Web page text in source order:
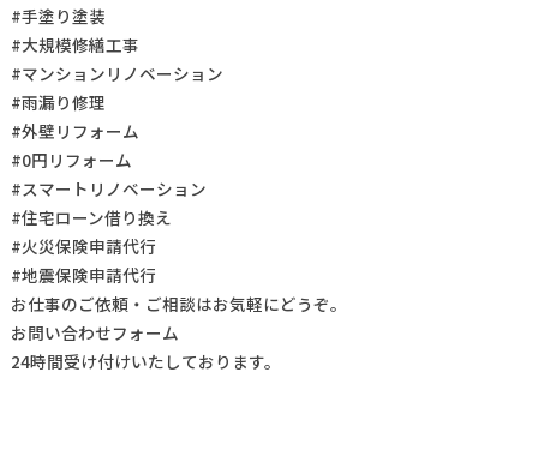
#手塗り塗装
#大規模修繕工事
#マンションリノベーション
#雨漏り修理
#外壁リフォーム
#0円リフォーム
#スマートリノベーション
#住宅ローン借り換え
#火災保険申請代行
#地震保険申請代行
お仕事のご依頼・ご相談はお気軽にどうぞ。
お問い合わせフォーム
24時間受け付けいたしております。